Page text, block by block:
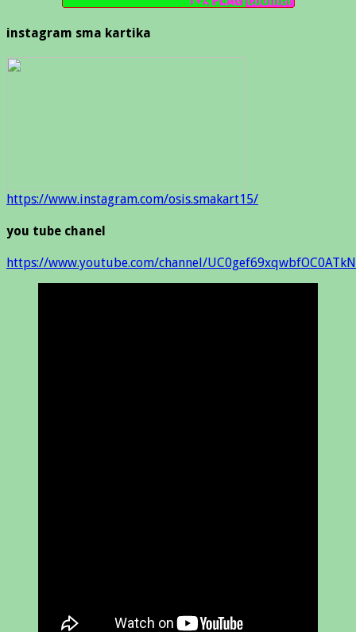
instagram sma kartika
https://www.instagram.com/osis.smakart15/
you tube chanel
https://www.youtube.com/channel/